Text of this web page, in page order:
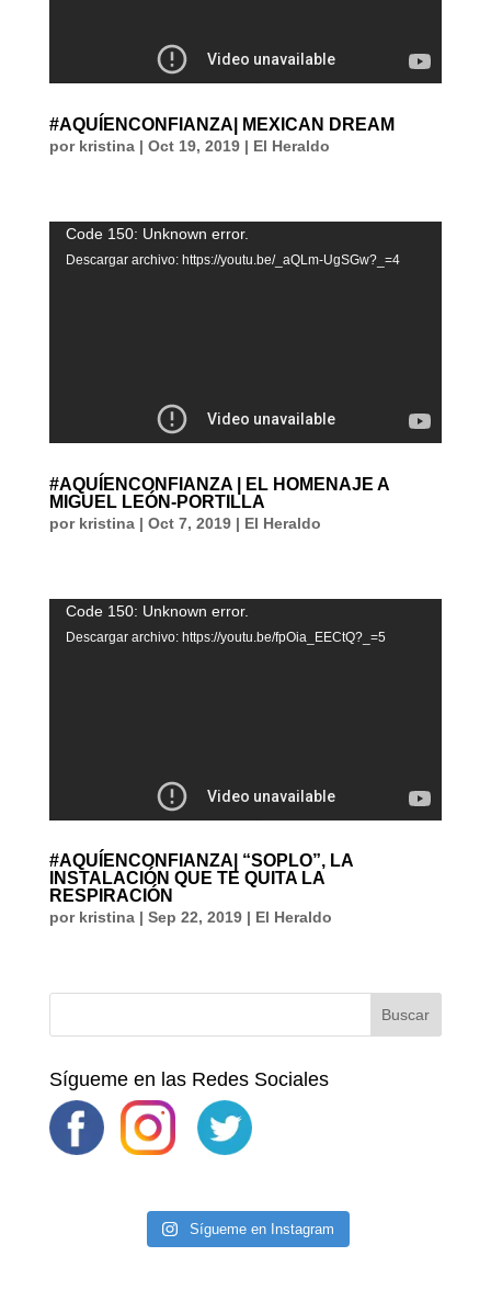
#AQUÍENCONFIANZA| MEXICAN DREAM
por kristina| Oct 19, 2019| El Heraldo
Reproductor
de
Code 150: Unknown error.
Descargar archivo: https://youtu.be/_aQLm-UgSGw?_=4
#AQUÍENCONFIANZA | EL HOMENAJE A
MIGUEL LEÓN-PORTILLA
por kristina| Oct 7, 2019| El Heraldo
Reproductor
de
Code 150: Unknown error.
Descargar archivo: https://youtu.be/fpOia_EECtQ?_=5
#AQUÍENCONFIANZA| “SOPLO”, LA
INSTALACIÓN QUE TE QUITA LA
RESPIRACIÓN
por kristina| Sep 22, 2019| El Heraldo
Sígueme en las Redes Sociales
Sígueme en Instagram